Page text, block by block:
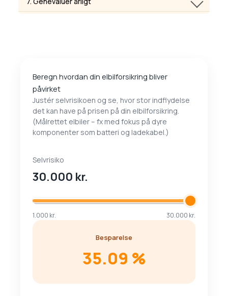
højere.
hjemmeopladning, for ladestander og for hvor stor
Beregn hvordan din elbilforsikring bliver
påvirket
Justér selvrisikoen og se, hvor stor indflydelse
det kan have på prisen på din elbilforsikring.
(Målrettet elbiler – fx med fokus på dyre
komponenter som batteri og ladekabel.)
Selvrisiko
30.000 kr.
1.000 kr. 30.000 kr.
Besparelse
35.09 %